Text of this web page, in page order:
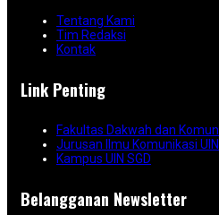
Tentang Kami
Tim Redaksi
Kontak
Link Penting
Fakultas Dakwah dan
Jurusan Ilmu Komunikasi UIN
Kampus UIN SGD
Belangganan Newsletter